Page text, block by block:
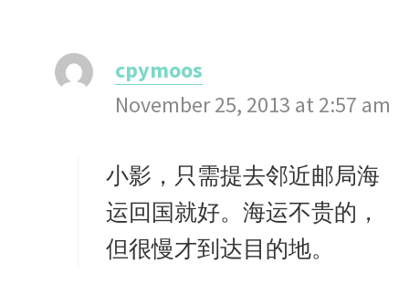
cpymoos
a
s
:
November 25, 2013 at 2:57 am
小影，只需提去邻近邮局海
运回国就好。海运不贵的，
但很慢才到达目的地。